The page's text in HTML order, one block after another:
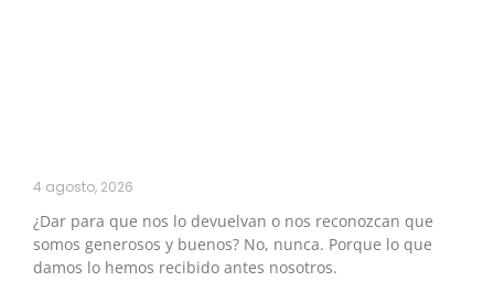
4 agosto, 2026
¿Dar para que nos lo devuelvan o nos reconozcan que
somos generosos y buenos? No, nunca. Porque lo que
damos lo hemos recibido antes nosotros.